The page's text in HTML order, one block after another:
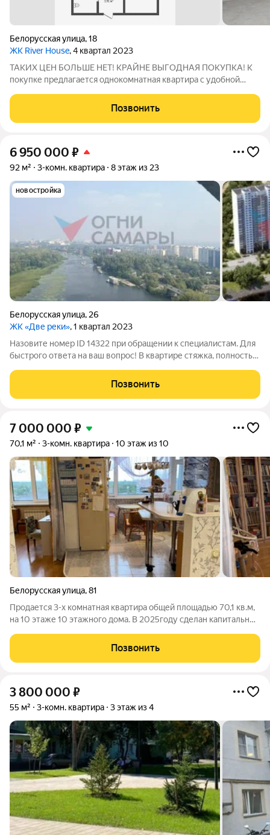
Белорусская улица,18
ЖК River House, 4 квартал 2023
ТАКИХ ЦЕН БОЛЬШЕ НЕТ! КРАЙНЕ ВЫГОДНАЯ ПОКУПКА! К
покупке предлагается однокомнатная квартира с удобной
НОUSE» в активно развивающимся, экологически чистом
районе города на высоком берегу рек
Позвонить
6 950 000 ₽
92 м² 3-комн. квартира 8 этаж из 23
новостройка
Белорусская улица, 26
ЖК «Две реки», 1 квартал 2023
Назовите номер ID 14322 при обращении к специалистам. Для
быстрого ответа на ваш вопрос! В квартире стяжка, полностью
трёхкомнатная квартира в новом доме ЖК "Две реки". ДОМ
СДАН - можно делать ремонт.
Позвонить
7 000 000 ₽
70,1 м² 3-комн. квартира 10 этаж из 10
Белорусская улица,81
Продается 3-х комнатная квартира общей площадью 70,1 кв.м,
на 10 этаже 10 этажного дома. В 2025году сделан капитальный
ипотека подходит, рассмотрю любую форму оплаты. Полная
цена в договоре.
Позвонить
3 800 000 ₽
55 м² 3-комн. квартира 3 этаж из 4